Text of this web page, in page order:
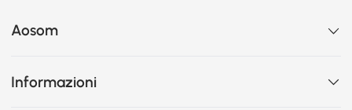
Aosom
Informazioni